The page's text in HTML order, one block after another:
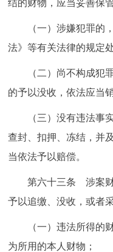
结的财物，应当妥善保
（一）涉嫌犯罪的，
法》等有关法律的规定
（二）尚不构成犯罪
的予以没收，依法应当
（三）没有违法事实
查封、扣押、冻结，并
当依法予以赔偿。
第六十三条 涉案财
予以追缴、没收，或者
（一）违法所得的财
为所用的本人财物；